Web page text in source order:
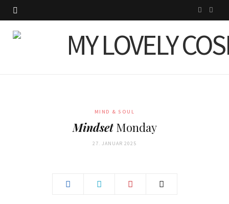
s n
MIND & SOUL
MindsetMonday
27. JANUAR 2025